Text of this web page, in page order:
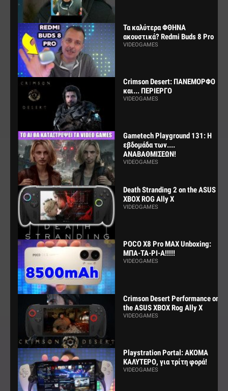
Τα καλύτερα ΦΘΗΝΑ
ακουστικά? Redmi Buds 8 Pro
VIDEOGAMES
Crimson Desert: ΠΑΝΕΜΟΡΦΟ
και... ΠΕΡΙΕΡΓΟ
VIDEOGAMES
Gametech Playground 131: Η
εβδομάδα των....
ΑΝΑΒΑΘΜΙΣΕΩΝ!
VIDEOGAMES
Death Stranding 2 on the ASUS
XBOX ROG Ally X
VIDEOGAMES
POCO X8 Pro MAX Unboxing:
ΜΠΑ-ΤΑ-ΡΙ-Α!!!!!
VIDEOGAMES
Crimson Desert Performance on
the ASUS XBOX Rog Ally X
VIDEOGAMES
Playstration Portal: ΑΚΟΜΑ
ΚΑΛΥΤΕΡΟ, για τρίτη φορά!
VIDEOGAMES